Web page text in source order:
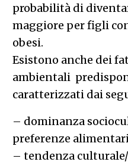
probabilità di
maggiore per figli
obesi.
Esistono anche dei
ambientali
caratterizzati dai
– dominanza
preferenze
– tendenza